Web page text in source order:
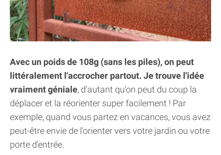
Avec un poids de 108g (sans les piles), on peut
littéralement l'accrocher partout. Je trouve l'idée
vraiment géniale, d'autant qu'on peut du coup la
déplacer et la réorienter super facilement ! Par
exemple, quand vous partez en vacances, vous avez
peut-être envie de l'orienter vers votre jardin ou votre
porte d'entrée.